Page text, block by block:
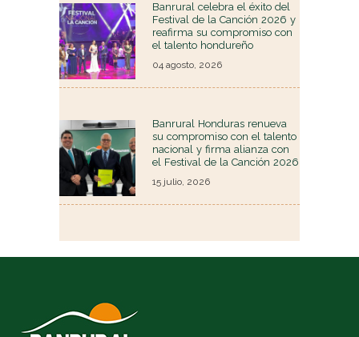
Banrural celebra el éxito del
Festival de la Canción 2026 y
reafirma su compromiso con
el talento hondureño
04 agosto, 2026
Banrural Honduras renueva
su compromiso con el talento
nacional y firma alianza con
el Festival de la Canción 2026
15 julio, 2026